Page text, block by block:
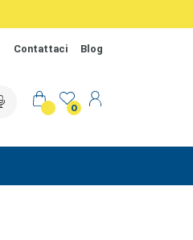
Contattaci Blog
0